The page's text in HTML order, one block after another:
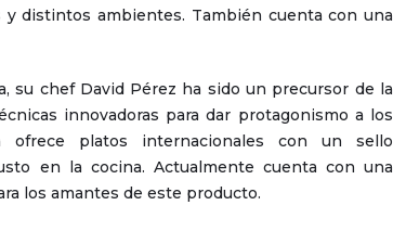
distintos ambientes. También cuenta con una
su chef David Pérez ha sido un precursor de la
innovadoras para dar protagonismo a los
ofrece platos internacionales con un sello
en la cocina. Actualmente cuenta con una
los amantes de este producto.